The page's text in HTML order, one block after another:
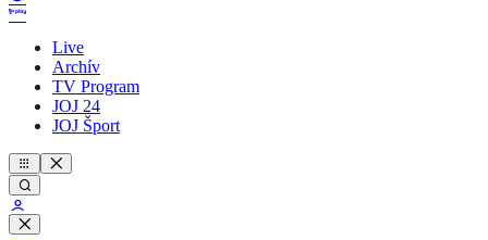
Live
Archív
TV Program
JOJ 24
JOJ Šport